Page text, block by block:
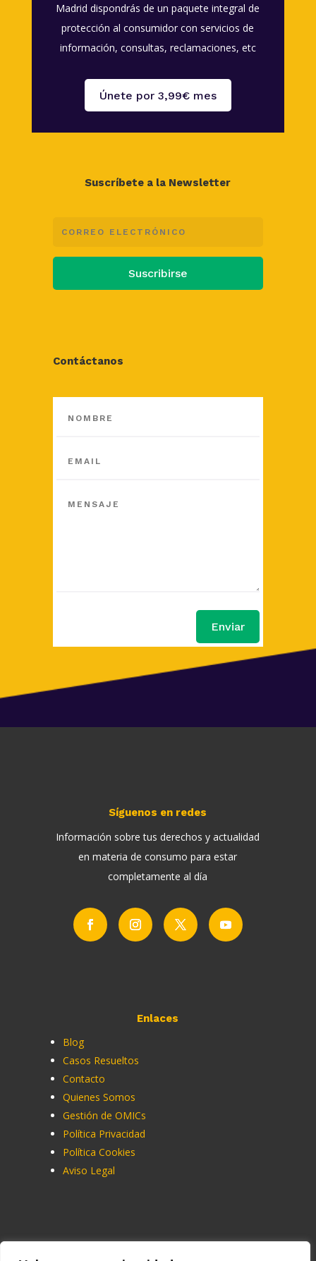
Madrid dispondrás de un paquete integral de
protección al consumidor con servicios de
información, consultas, reclamaciones, etc
Únete por 3,99€ mes
Suscríbete a la Newsletter
Suscribirse
Contáctanos
Enviar
Síguenos en redes
Información sobre tus derechos y actualidad
en materia de consumo para estar
completamente al día
Enlaces
Blog
Casos Resueltos
Contacto
Quienes Somos
Gestión de OMICs
Política Privacidad
Política Cookies
Aviso Legal